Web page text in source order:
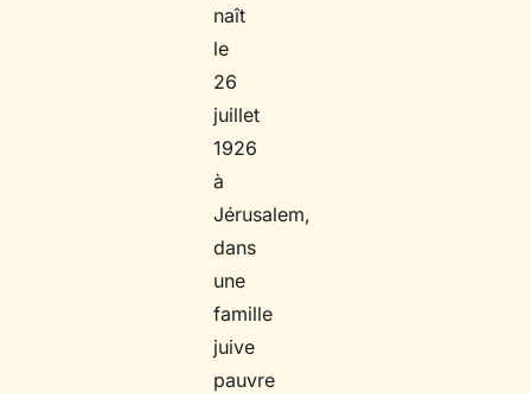
naît
le
26
juillet
1926
à
Jérusalem,
dans
une
famille
juive
pauvre